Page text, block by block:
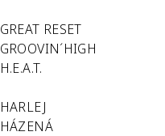
GREAT RESET
GROOVIN´HIGH
H.E.A.T.
HARLEJ
HÁZENÁ